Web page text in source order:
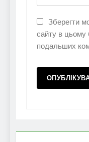
Зберегти
сайту в цьому
подальших